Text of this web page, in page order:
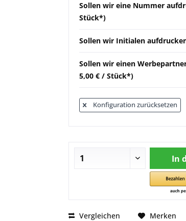
Sollen wir eine Nummer
Stück*)
Sollen wir Initialen
Sollen wir einen
5,00 € / Stück*)
Konfiguration zurücksetzen
In
Vergleichen
Merken